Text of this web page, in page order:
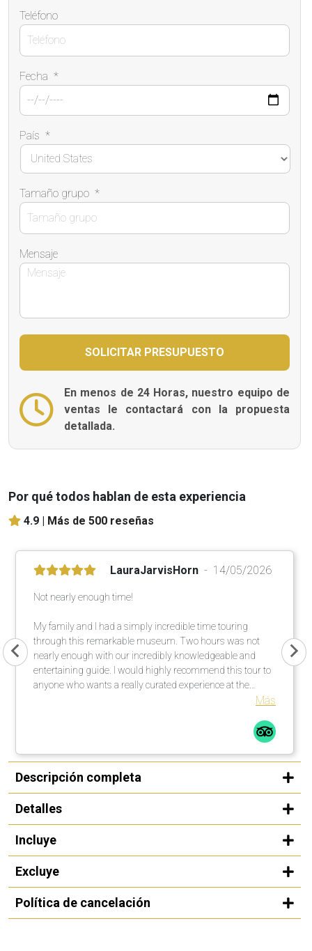
Teléfono
Fecha *
País *
Tamaño grupo *
Mensaje
En menos de 24 Horas, nuestro equipo de
ventas le contactará con la propuesta
detallada.
Por qué todos hablan de esta experiencia
4.9 | Más de 500 reseñas
LauraJarvisHorn 14/05/2026
Not nearly enough time!
My family and I had a simply incredible time touring
through this remarkable museum. Two hours was not
nearly enough with our incredibly knowledgeable and
entertaining guide. I would highly recommend this tour to
anyone who wants a really curated experience at the
Más
Descripción completa
Detalles
Incluye
Excluye
Política de cancelación